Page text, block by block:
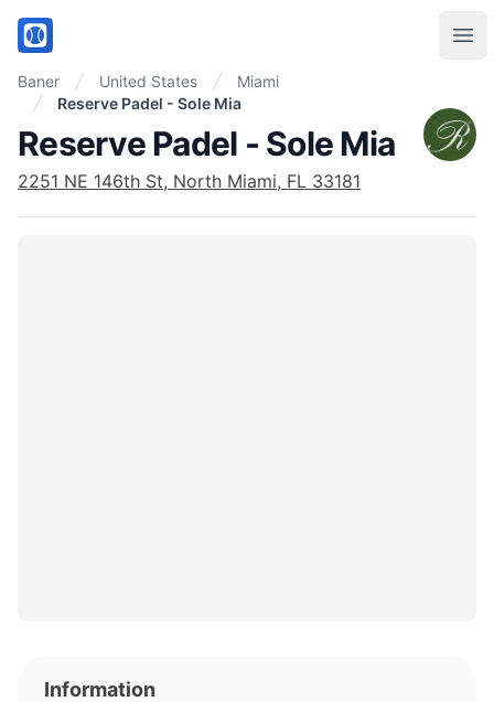
PadelMix
Baner United States
Miami
Reserve Padel - Sole Mia
Reserve Padel - Sole Mia
2251 NE 146th St, North Miami, FL 33181
Information